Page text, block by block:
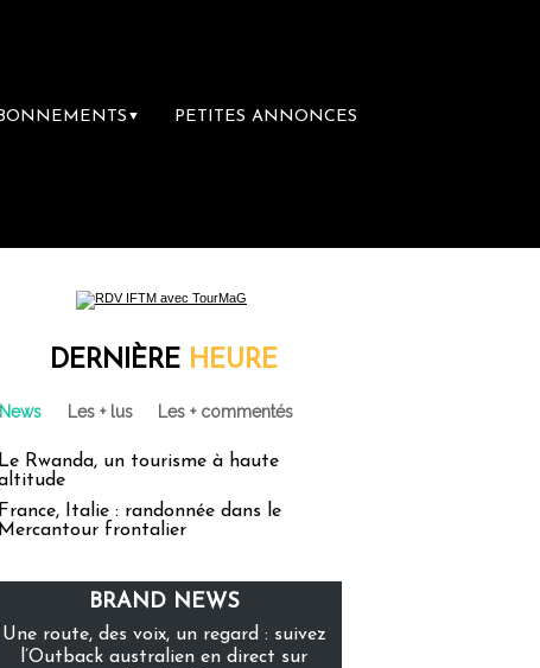
▼ PETITES ANNONCES
DERNIÈRE HEURE
News Les + lus Les + commentés
Le Rwanda, un tourisme à haute
France, Italie : randonnée dans le
Mercantour frontalier
BRAND NEWS
Une route, des voix, un regard : suivez
l’Outback australien en direct sur